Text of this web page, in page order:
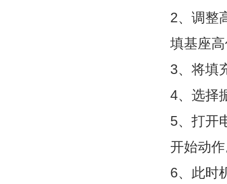
2、调整
填基座
3、将填
4、选择
5、打开
开始动
6、此时